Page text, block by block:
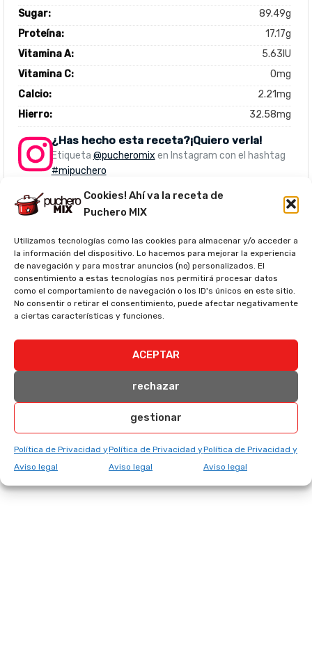
Cookies! Ahí va la receta de
Puchero MIX
Utilizamos tecnologías como las cookies para almacenar y/o acceder a
la información del dispositivo. Lo hacemos para mejorar la experiencia
de navegación y para mostrar anuncios (no) personalizados. El
consentimiento a estas tecnologías nos permitirá procesar datos
como el comportamiento de navegación o los ID's únicos en este sitio.
No consentir o retirar el consentimiento, puede afectar negativamente
a ciertas características y funciones.
ACEPTAR
rechazar
gestionar
Política de Privacidad y
Aviso legal
Política de Privacidad y
Aviso legal
Política de Privacidad y
Aviso legal
Sugar:
89.49g
Proteína:
17.17g
Vitamina A:
5.63IU
Vitamina C:
0mg
Calcio:
2.21mg
Hierro:
32.58mg
¿Has hecho esta receta?¡Quiero verla!
Etiqueta @pucheromix en Instagram con el hashtag
#mipuchero